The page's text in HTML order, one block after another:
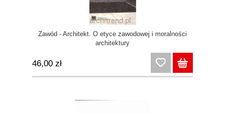
Zawód - Architekt. O etyce zawodowej i moralności
architektury
46,00 zł